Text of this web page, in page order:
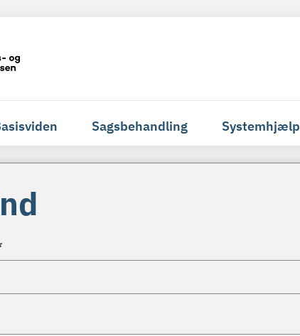
Sagsbehandling Systemhjælp